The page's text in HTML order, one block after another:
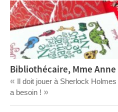
Bibliothécaire, Mme
« Il doit jouer à Sherlock
a besoin ! »